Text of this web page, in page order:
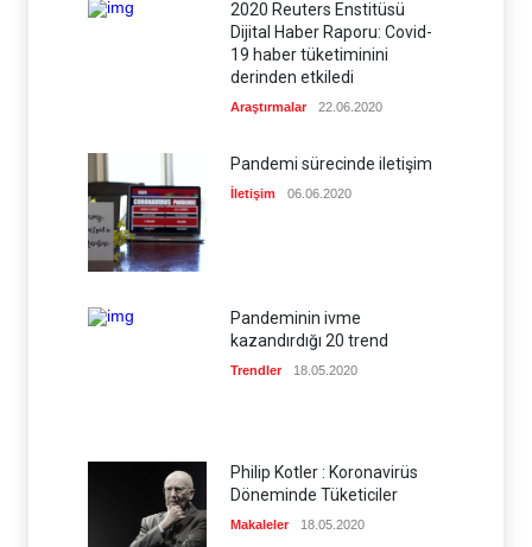
2020 Reuters Enstitüsü
Dijital Haber Raporu: Covid-
19 haber tüketiminini
derinden etkiledi
Araştırmalar 22.06.2020
Pandemi sürecinde iletişim
İletişim 06.06.2020
Pandeminin ivme
kazandırdığı 20 trend
Trendler 18.05.2020
Philip Kotler : Koronavirüs
Döneminde Tüketiciler
Makaleler 18.05.2020